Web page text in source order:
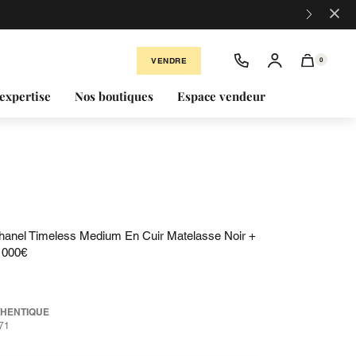
×
VENDRE 0
Nos boutiques Espace vendeur
Timeless Medium En Cuir Matelasse Noir +